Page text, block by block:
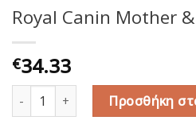
Royal Canin Mother
€34.33
Royal Canin Mother & Babycat
Προσθήκη